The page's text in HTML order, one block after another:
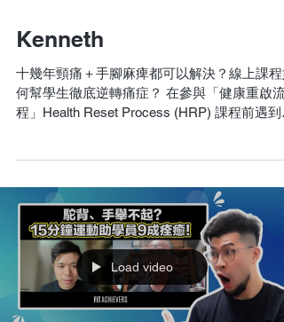
Kenneth
十幾年頸痛＋手腳麻痺都可以解決？線上課程
何幫學生徹底逆轉痛症？ 在參與「健康重啟流
程」Health Reset Process (HRP) 課程前遇到
Load video